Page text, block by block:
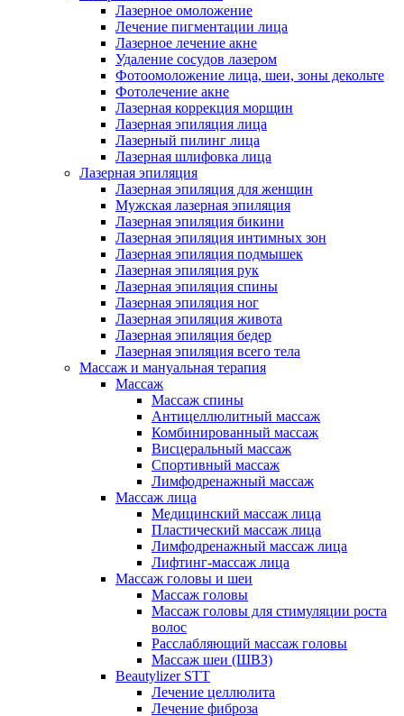
Лазерное омоложение
Лечение пигментации лица
Лазерное лечение акне
Удаление сосудов лазером
Фотоомоложение лица, шеи, зоны декольте
Фотолечение акне
Лазерная коррекция морщин
Лазерная эпиляция лица
Лазерный пилинг лица
Лазерная шлифовка лица
Лазерная эпиляция
Лазерная эпиляция для женщин
Мужская лазерная эпиляция
Лазерная эпиляция бикини
Лазерная эпиляция интимных зон
Лазерная эпиляция подмышек
Лазерная эпиляция рук
Лазерная эпиляция спины
Лазерная эпиляция ног
Лазерная эпиляция живота
Лазерная эпиляция бедер
Лазерная эпиляция всего тела
Массаж и мануальная терапия
Массаж
Массаж спины
Антицеллюлитный массаж
Комбинированный массаж
Висцеральный массаж
Спортивный массаж
Лимфодренажный массаж
Массаж лица
Медицинский массаж лица
Пластический массаж лица
Лимфодренажный массаж лица
Лифтинг-массаж лица
Массаж головы и шеи
Массаж головы
Массаж головы для стимуляции роста
волос
Расслабляющий массаж головы
Массаж шеи (ШВЗ)
Beautylizer STT
Лечение целлюлита
Лечение фиброза